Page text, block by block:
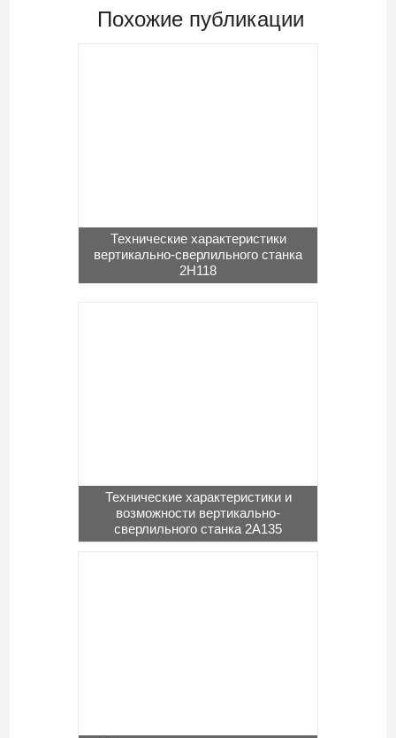
Похожие публикации
Технические характеристики
вертикально-сверлильного станка
2Н118
Технические характеристики и
возможности вертикально-
сверлильного станка 2А135